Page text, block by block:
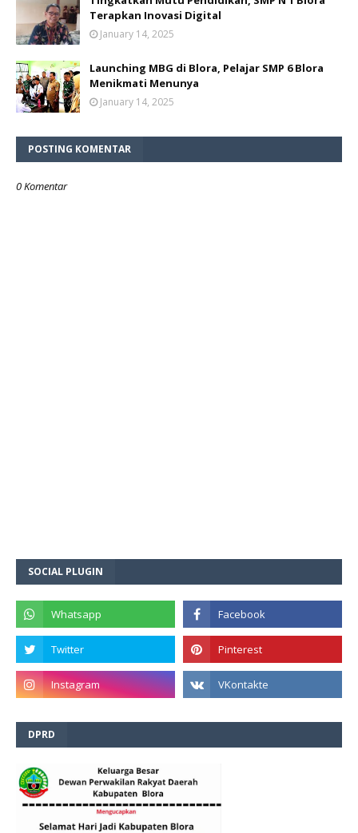
Terapkan Inovasi Digital
January 14, 2025
Launching MBG di Blora, Pelajar SMP 6 Blora
Menikmati Menunya
January 14, 2025
POSTING KOMENTAR
0 Komentar
SOCIAL PLUGIN
DPRD